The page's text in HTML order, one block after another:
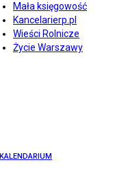
Mała księgowość
Kancelarierp.pl
Wieści Rolnicze
Życie Warszawy
KALENDARIUM